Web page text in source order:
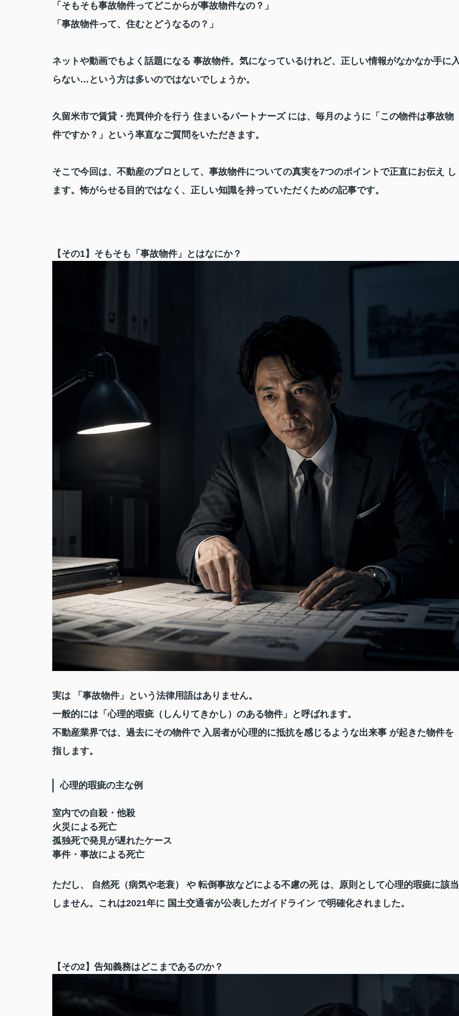
「そもそも事故物件ってどこからが事故物件なの？」
「事故物件って、住むとどうなるの？」
ネットや動画でもよく話題になる 事故物件。気になっているけれど、正しい情報がなかなか手に
らない…という方は多いのではないでしょうか。
久留米市で賃貸・売買仲介を行う 住まいるパートナーズ には、毎月のように「この物件は事故物
件ですか？」という率直なご質問をいただきます。
そこで今回は、不動産のプロとして、事故物件についての真実を7つのポイントで正直にお伝え し
ます。怖がらせる目的ではなく、正しい知識を持っていただくための記事です。
【その1】そもそも「事故物件」とはなにか？
実は 「事故物件」という法律用語はありません。
一般的には「心理的瑕疵（しんりてきかし）のある物件」と呼ばれます。
不動産業界では、過去にその物件で 入居者が心理的に抵抗を感じるような出来事 が起きた物件を
指します。
心理的瑕疵の主な例
室内での自殺・他殺
火災による死亡
孤独死で発見が遅れたケース
事件・事故による死亡
ただし、 自然死（病気や老衰） や 転倒事故などによる不慮の死 は、原則として心理的瑕疵に該当
しません。これは2021年に 国土交通省が公表したガイドライン で明確化されました。
【その2】告知義務はどこまであるのか？